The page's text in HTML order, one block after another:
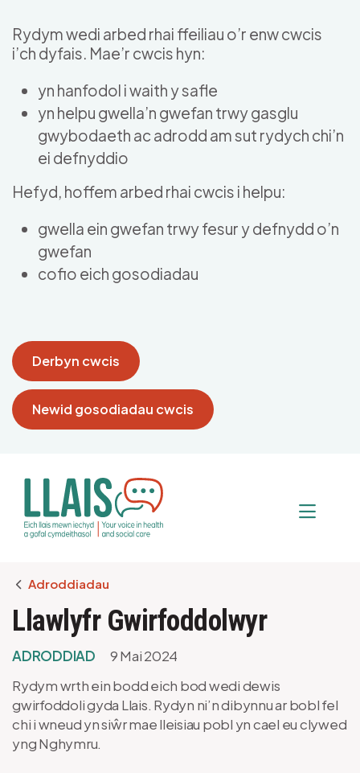
Rydym wedi arbed rhai ffeiliau o’r enw cwcis
i’ch dyfais. Mae’r cwcis hyn:
yn hanfodol i waith y safle
yn helpu gwella’n gwefan trwy gasglu
gwybodaeth ac adrodd am sut rydych chi’n
ei defnyddio
Hefyd, hoffem arbed rhai cwcis i helpu:
gwella ein gwefan trwy fesur y defnydd o’n
gwefan
cofio eich gosodiadau
Derbyn cwcis
Newid gosodiadau cwcis
Breadcrumb
Adroddiadau
Llawlyfr Gwirfoddolwyr
ADRODDIAD
9 Mai 2024
Rydym wrth ein bodd eich bod wedi dewis
gwirfoddoli gyda Llais. Rydyn ni’n dibynnu ar bobl fel
chi i wneud yn siŵr mae lleisiau pobl yn cael eu clywed
yng Nghymru.